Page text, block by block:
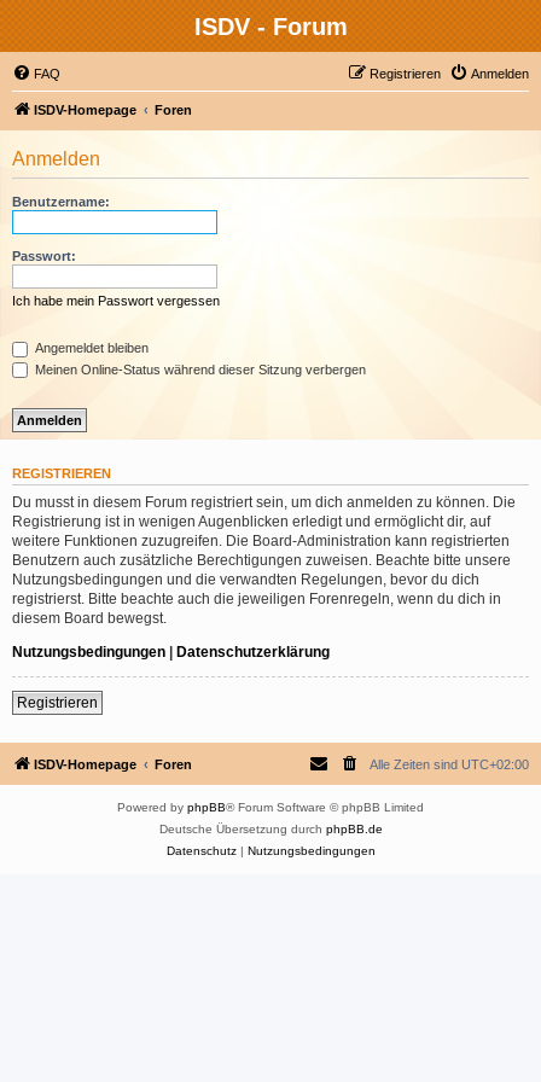
ISDV - Forum
FAQ Anmelden
Registrieren
ISDV-Homepage Foren
Anmelden
Benutzername:
Passwort:
Ich habe mein Passwort vergessen
Angemeldet bleiben
Meinen Online-Status während dieser Sitzung verbergen
REGISTRIEREN
Du musst in diesem Forum registriert sein, um dich anmelden zu können. Die
Registrierung ist in wenigen Augenblicken erledigt und ermöglicht dir, auf
weitere Funktionen zuzugreifen. Die Board-Administration kann registrierten
Benutzern auch zusätzliche Berechtigungen zuweisen. Beachte bitte unsere
Nutzungsbedingungen und die verwandten Regelungen, bevor du dich
registrierst. Bitte beachte auch die jeweiligen Forenregeln, wenn du dich in
diesem Board bewegst.
Nutzungsbedingungen | Datenschutzerklärung
Registrieren
ISDV-Homepage Foren Alle Zeiten sind UTC+02:00
Powered by phpBB® Forum Software © phpBB Limited
Deutsche Übersetzung durch phpBB.de
Datenschutz| Nutzungsbedingungen